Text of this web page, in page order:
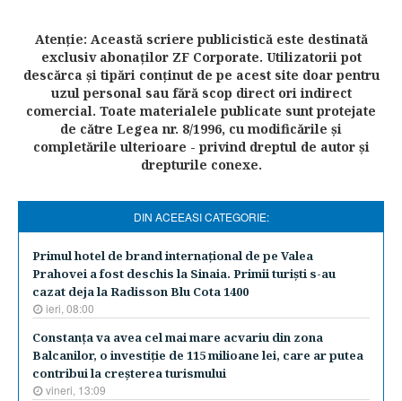
Atenţie: Această scriere publicistică este destinată
exclusiv abonaţilor ZF Corporate. Utilizatorii pot
descărca şi tipări conţinut de pe acest site doar pentru
uzul personal sau fără scop direct ori indirect
comercial. Toate materialele publicate sunt protejate
de către Legea nr. 8/1996, cu modificările şi
completările ulterioare - privind dreptul de autor şi
drepturile conexe.
DIN ACEEASI CATEGORIE:
​Primul hotel de brand internaţional de pe Valea
Prahovei a fost deschis la Sinaia. Primii turişti s-au
cazat deja la Radisson Blu Cota 1400
ieri, 08:00
Constanţa va avea cel mai mare acvariu din zona
Balcanilor, o investiţie de 115 milioane lei, care ar putea
contribui la creşterea turismului
vineri, 13:09